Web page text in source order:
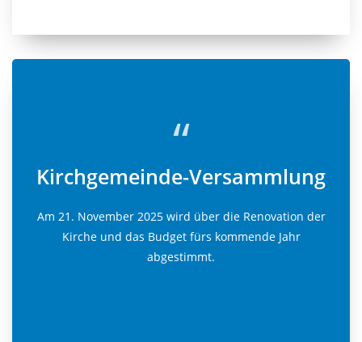
“
Kirchgemeinde-Versammlung
Am 21. November 2025 wird über die Renovation der
Kirche und das Budget fürs kommende Jahr
abgestimmt.